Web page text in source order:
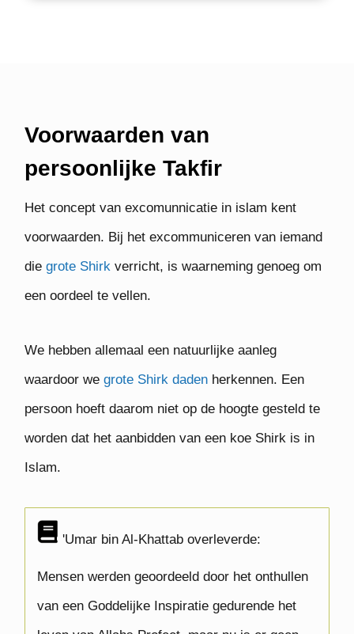
Voorwaarden van
persoonlijke Takfir
Het concept van excomunnicatie in islam kent
voorwaarden. Bij het excommuniceren van iemand
diegrote Shirk verricht, is waarneming genoeg om
een oordeel te vellen.
We hebben allemaal een natuurlijke aanleg
waardoor wegrote Shirk daden herkennen. Een
persoon hoeft daarom niet op de hoogte gesteld te
worden dat het aanbidden van een koe Shirk is in
Islam.
'Umar bin Al-Khattab overleverde:
Mensen werden geoordeeld door het onthullen
van een Goddelijke Inspiratie gedurende het